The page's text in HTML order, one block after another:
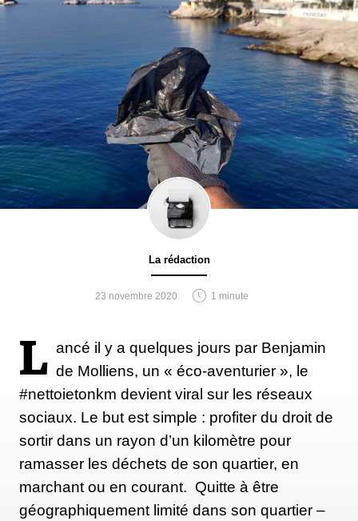
La rédaction
23 novembre 2020 1 minute
L ancé il y a quelques jours par Benjamin
de Molliens, un « éco-aventurier », le
#nettoietonkm devient viral sur les réseaux
sociaux. Le but est simple : profiter du droit de
sortir dans un rayon d’un kilomètre pour
ramasser les déchets de son quartier, en
marchant ou en courant. Quitte à être
géographiquement limité dans son quartier –